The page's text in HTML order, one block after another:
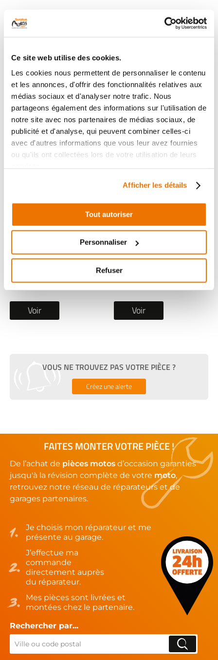
Ce site web utilise des cookies.
Les cookies nous permettent de personnaliser le contenu
et les annonces, d'offrir des fonctionnalités relatives aux
médias sociaux et d'analyser notre trafic. Nous
partageons également des informations sur l'utilisation de
notre site avec nos partenaires de médias sociaux, de
publicité et d'analyse, qui peuvent combiner celles-ci
avec d'autres informations que vous leur avez fournies
ou qu'ils ont collectées lors de votre utilisation de leurs
Afficher les détails
Tout autoriser
Personnaliser
Refuser
Jauge essence
occasion KTM SUPER
1 en stock
45,90 € TTC
Voir
Jauge essence
occasion PIAGGIO X10
45,90 € TTC
Voir
Jauge essence
occasion PIAGGIO
MYMOOVER 2021
34,90 € TTC
Voir
Jauge essence
occasion SUZUKI RV
125 VANVAN 2016
34,90 € TTC
Voir
VOUS NE TROUVEZ PAS VOTRE PIÈCE ?
Créez une alerte
FAITES MONTER VOTRE PIÈCE !
De l’achat de pièces motos d’occasion garanties
jusqu'à la révision complète de votre moto,
retrouvez notre réseau de réparateurs et de
garages partenaires.
Je choisis mon réparateur et me
présente au garage.
J’effectue ma
commande
directement auprès
du réparateur.
Mes pièces sont livrées et
montées chez le partenaire.
Rechercher par...